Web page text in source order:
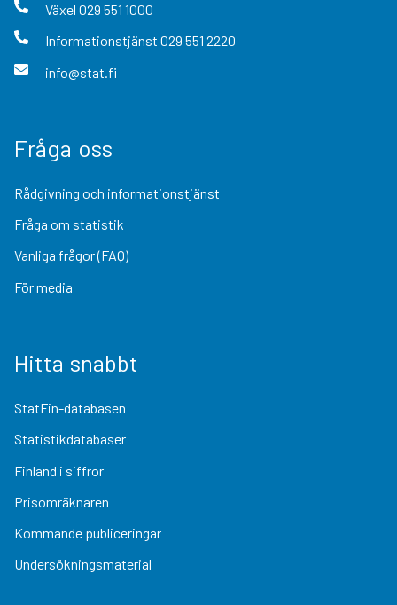
Växel 029 551 1000
Informationstjänst 029 551 2220
info@stat.fi
Fråga oss
Rådgivning och informationstjänst
Fråga om statistik
Vanliga frågor (FAQ)
För media
Hitta snabbt
StatFin-databasen
Statistikdatabaser
Finland i siffror
Prisomräknaren
Kommande publiceringar
Undersökningsmaterial